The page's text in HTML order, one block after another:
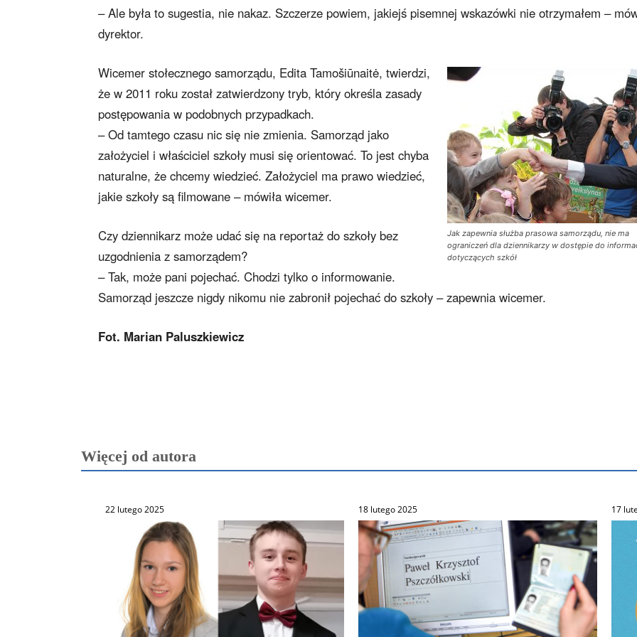
– Ale była to sugestia, nie nakaz. Szczerze powiem, jakiejś pisemnej wskazówki nie otrzymałem –
dyrektor.
Jak zapewnia służba prasowa samorządu, nie ma
ograniczeń dla dziennikarzy w dostępie do
dotyczących szkół
Wicemer stołecznego samorządu, Edita Tamošiūnaitė, twierdzi,
że w 2011 roku został zatwierdzony tryb, który określa zasady
postępowania w podobnych przypadkach.
– Od tamtego czasu nic się nie zmienia. Samorząd jako
założyciel i właściciel szkoły musi się orientować. To jest chyba
naturalne, że chcemy wiedzieć. Założyciel ma prawo wiedzieć,
jakie szkoły są filmowane – mówiła wicemer.
Czy dziennikarz może udać się na reportaż do szkoły bez
uzgodnienia z samorządem?
– Tak, może pani pojechać. Chodzi tylko o informowanie.
Samorząd jeszcze nigdy nikomu nie zabronił pojechać do szkoły – zapewnia wicemer.
Fot. Marian Paluszkiewicz
Więcej od autora
22 lutego 2025 18 lutego 2025 17